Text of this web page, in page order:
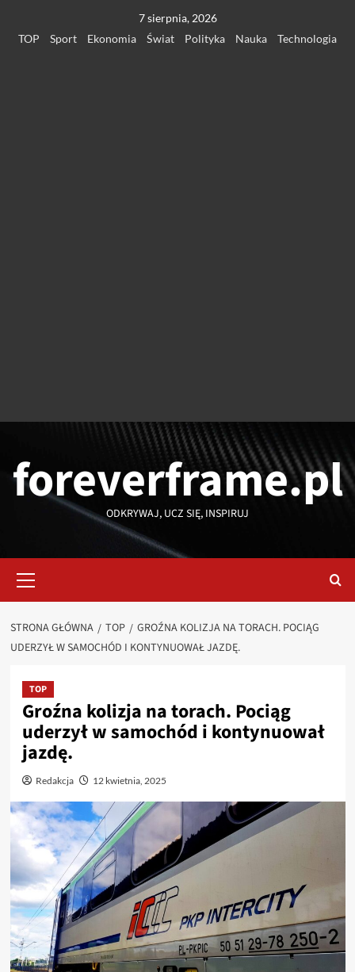
7 sierpnia, 2026
TOP
Sport Ekonomia Świat Polityka Nauka Technologia
foreverframe.pl
ODKRYWAJ, UCZ SIĘ, INSPIRUJ
główne
STRONA GŁÓWNA TOP
GROŹNA KOLIZJA NA TORACH. POCIĄG
UDERZYŁ W SAMOCHÓD I KONTYNUOWAŁ JAZDĘ.
TOP
Groźna kolizja na torach. Pociąg
uderzył w samochód i kontynuował
jazdę.
Redakcja 12 kwietnia, 2025